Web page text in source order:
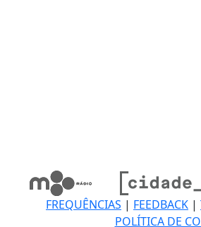
FREQUÊNCIAS | FEEDBACK |
POLÍTICA DE